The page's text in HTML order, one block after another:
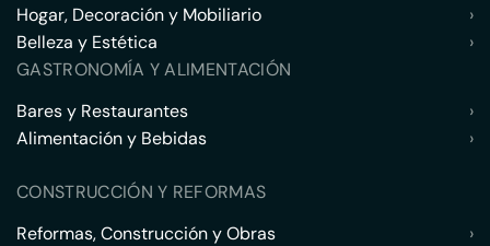
Hogar, Decoración y Mobiliario
›
Belleza y Estética
›
GASTRONOMÍA Y ALIMENTACIÓN
Bares y Restaurantes
›
Alimentación y Bebidas
›
CONSTRUCCIÓN Y REFORMAS
Reformas, Construcción y Obras
›